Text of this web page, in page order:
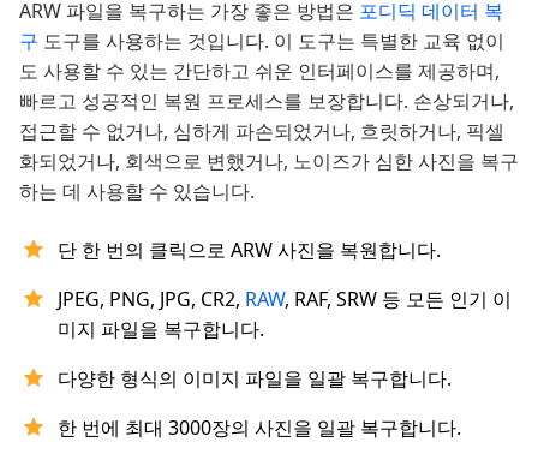
ARW 파일을 복구하는 가장 좋은 방법은 포디딕 데이터 복
구 도구를 사용하는 것입니다. 이 도구는 특별한 교육 없이
도 사용할 수 있는 간단하고 쉬운 인터페이스를 제공하며,
빠르고 성공적인 복원 프로세스를 보장합니다. 손상되거나,
접근할 수 없거나, 심하게 파손되었거나, 흐릿하거나, 픽셀
화되었거나, 회색으로 변했거나, 노이즈가 심한 사진을 복구
하는 데 사용할 수 있습니다.
단 한 번의 클릭으로 ARW 사진을 복원합니다.
JPEG, PNG, JPG, CR2, RAW, RAF, SRW 등 모든 인기 이
미지 파일을 복구합니다.
다양한 형식의 이미지 파일을 일괄 복구합니다.
한 번에 최대 3000장의 사진을 일괄 복구합니다.